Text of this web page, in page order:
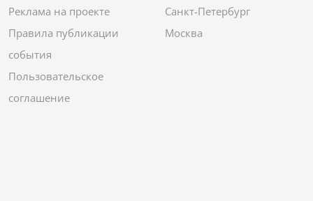
Реклама на проекте
Правила публикации
события
Пользовательское
соглашение
Санкт-Петербург
Москва